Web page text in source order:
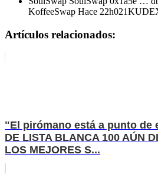
KoffeeSwap Hace
Artículos relacionados:
"El pirómano está a punto de
DE LISTA BLANCA 100 AÚN
LOS MEJORES S...